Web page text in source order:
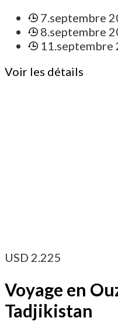
7.septembre
8.septembre
11.septembre
Voir les détails
USD 2.225
Voyage en
Tadjikistan